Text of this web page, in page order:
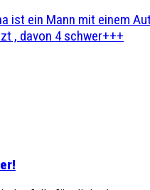
ist ein Mann mit einem
, davon 4 schwer+++